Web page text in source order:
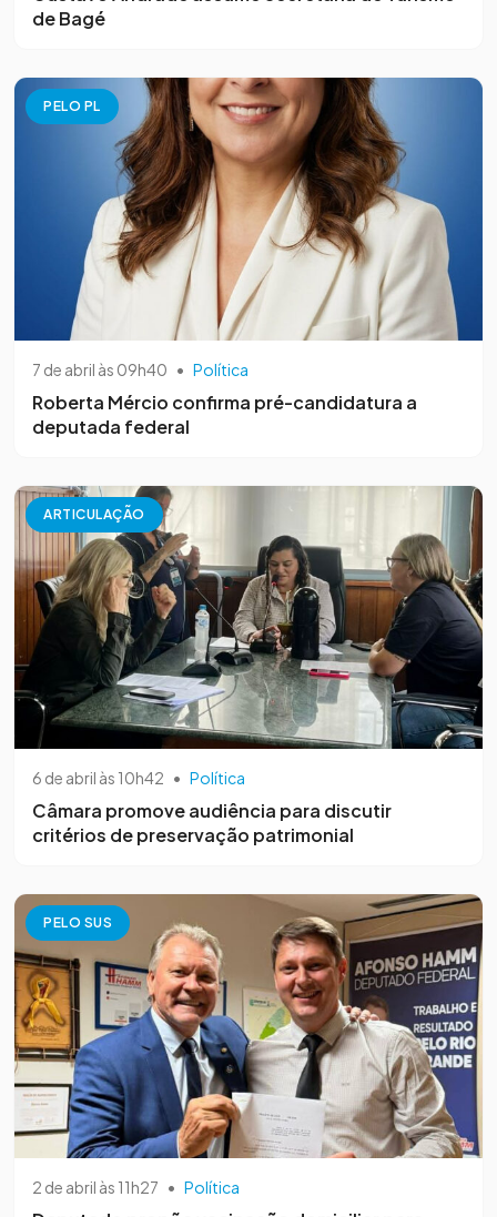
de Bagé
PELO PL
7 de abril às 09h40 • Política
Roberta Mércio confirma pré-candidatura a
deputada federal
ARTICULAÇÃO
6 de abril às 10h42 • Política
Câmara promove audiência para discutir
critérios de preservação patrimonial
PELO SUS
2 de abril às 11h27 • Política